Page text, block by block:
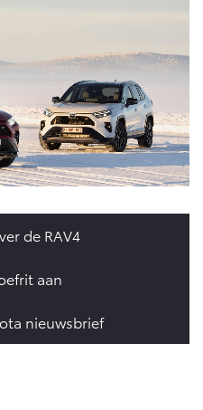
de RAV4
aan
nieuwsbrief